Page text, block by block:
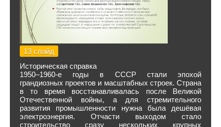
13 слайд
Историческая справка
1950–1960-е годы в СССР стали эпохой
грандиозных проектов и масштабных строек. Страна
в то время восстанавливалась после Великой
Отечественной войны, а для стремительного
развития промышленности нужна была дешёвая
электроэнергия. Отчасти выходом стало
строительство сразу нескольких крупных